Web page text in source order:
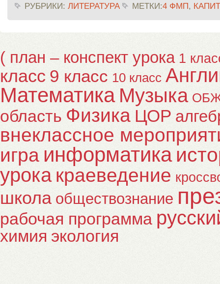
РУБРИКИ: ЛИТЕРАТУРА МЕТКИ:4 ФМП,
( план – конспект урока 1
класс 9 класс 10 класс
Математика Музыка
область Физика ЦОР
внеклассное
игра информатика
урока краеведение
школа обществознание
рабочая программа
химия экология